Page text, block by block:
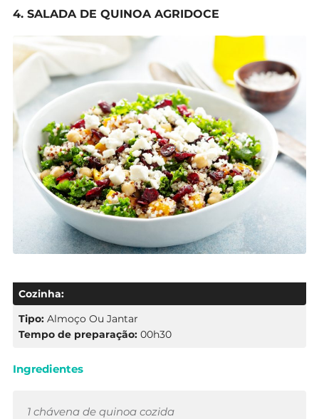
4. SALADA DE QUINOA AGRIDOCE
Cozinha:
Tipo: Almoço Ou Jantar
Tempo de preparação: 00h30
Ingredientes
1 chávena de quinoa cozida